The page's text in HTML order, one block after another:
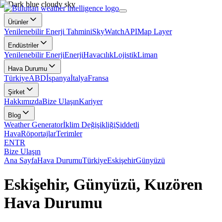
Ürünler
Yenilenebilir Enerji TahminiSkyWatchAPIMap Layer
Endüstriler
Yenilenebilir EnerjiEnerjiHavacılıkLojistikLiman
Hava Durumu
TürkiyeABDİspanyaİtalyaFransa
Şirket
HakkımızdaBize UlaşınKariyer
Blog
Weather Generatorİklim DeğişikliğiŞiddetli
HavaRöportajlarTerimler
ENTR
Bize Ulaşın
Ana SayfaHava DurumuTürkiyeEskişehirGünyüzü
Eskişehir, Günyüzü, Kuzören
Hava Durumu